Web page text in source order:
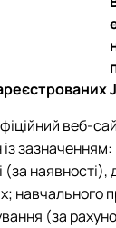
веб-
(за
навчального
(за